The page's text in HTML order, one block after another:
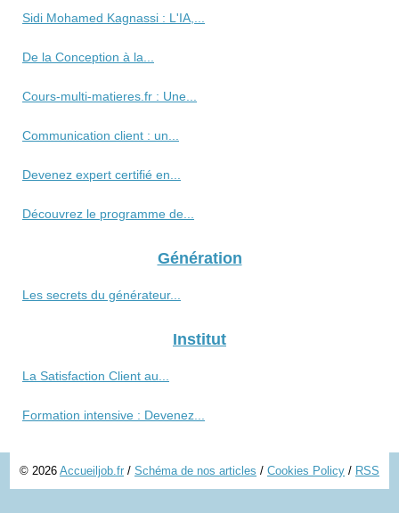
Sidi Mohamed Kagnassi : L'IA,...
De la Conception à la...
Cours-multi-matieres.fr : Une...
Communication client : un...
Devenez expert certifié en...
Découvrez le programme de...
Génération
Les secrets du générateur...
Institut
La Satisfaction Client au...
Formation intensive : Devenez...
© 2026 Accueiljob.fr / Schéma de nos articles / Cookies Policy / RSS